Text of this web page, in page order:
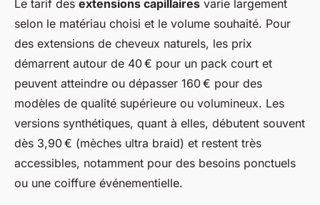
Le tarif des extensions capillaires varie largement
selon le matériau choisi et le volume souhaité. Pour
des extensions de cheveux naturels, les prix
démarrent autour de 40 € pour un pack court et
peuvent atteindre ou dépasser 160 € pour des
modèles de qualité supérieure ou volumineux. Les
versions synthétiques, quant à elles, débutent souvent
dès 3,90 € (mèches ultra braid) et restent très
accessibles, notamment pour des besoins ponctuels
ou une coiffure événementielle.